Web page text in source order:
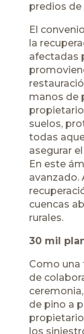
predios de
El
la
afectadas
manos de
suelos,
todas
asegurar
En este
avanzado.
cuencas
rurales.
30 mil
Como una
de
de pino a
los